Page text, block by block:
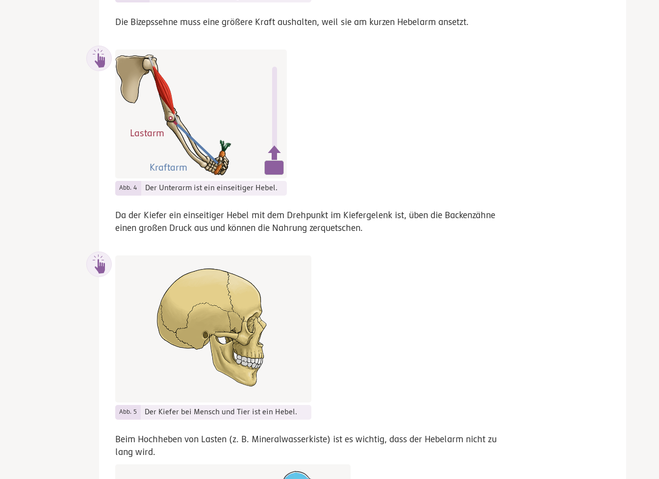
Die Bizepssehne muss eine größere Kraft aushalten, weil sie am kurzen Hebelarm ansetzt.
Lastarm
Kraftarm
Abb. 4 Der Unterarm ist ein einseitiger Hebel.
Da der Kiefer ein einseitiger Hebel mit dem Drehpunkt im Kiefergelenk ist, üben die Backenzähne
einen großen Druck aus und können die Nahrung zerquetschen.
Abb. 5 Der Kiefer bei Mensch und Tier ist ein Hebel.
Beim Hochheben von Lasten (z. B. Mineralwasserkiste) ist es wichtig, dass der Hebelarm nicht zu
lang wird.